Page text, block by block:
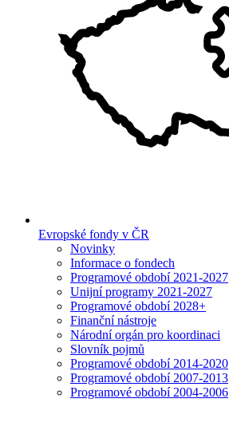
Evropské fondy v ČR
Novinky
Informace o fondech
Programové období 2021-2027
Unijní programy 2021-2027
Programové období 2028+
Finanční nástroje
Národní orgán pro koordinaci
Slovník pojmů
Programové období 2014-2020
Programové období 2007-2013
Programové období 2004-2006